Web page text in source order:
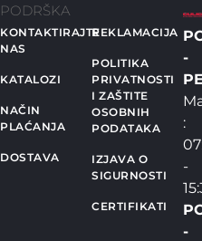
PODRŠKA
KONTAKTIRAJTE
NAS
KATALOZI
NAČIN
PLAĆANJA
DOSTAVA
REKLAMACIJA
POLITIKA
PRIVATNOSTI
I ZAŠTITE
OSOBNIH
PODATAKA
IZJAVA O
SIGURNOSTI
CERTIFIKATI
-
:
-
-